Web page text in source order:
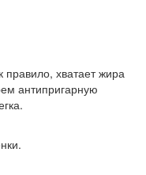
правило, хватает жира
антипригарную